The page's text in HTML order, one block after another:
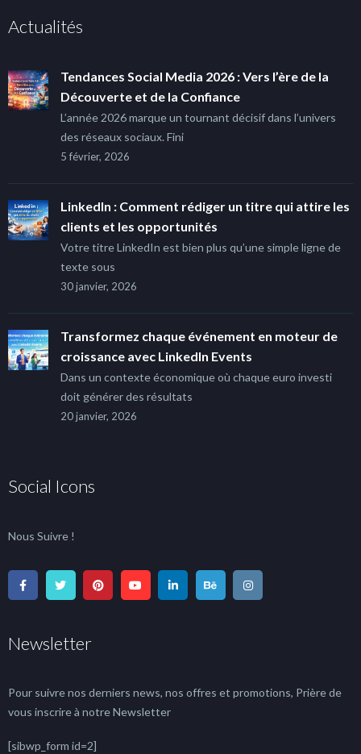
Actualités
Tendances Social Media 2026 : Vers l’ère de la
Découverte et de la Confiance
L’année 2026 marque un tournant décisif dans l’univers
des réseaux sociaux. Fini
5 février, 2026
LinkedIn : Comment rédiger un titre qui attire les
clients et les opportunités
Votre titre LinkedIn est bien plus qu’une simple ligne de
texte sous
30 janvier, 2026
Transformez chaque événement en moteur de
croissance avec LinkedIn Events
Dans un contexte économique où chaque euro investi
doit générer des résultats
20 janvier, 2026
Social Icons
Nous Suivre !
Newsletter
Pour suivre nos derniers news, nos offres et promotions, Prière de
vous inscrire à notre Newsletter
[sibwp_form id=2]